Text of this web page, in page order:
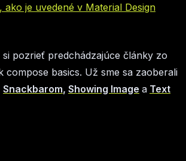
ako je uvedené v Material Design
si pozrieť predchádzajúce články zo
compose basics. Už sme sa zaoberali
Snackbarom, Showing Image a Text